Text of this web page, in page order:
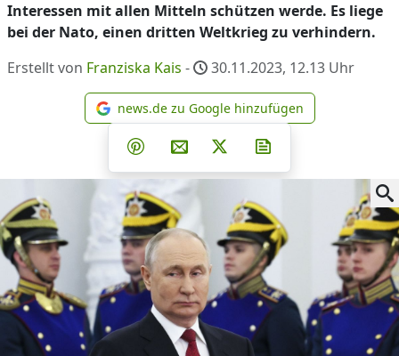
Interessen mit allen Mitteln schützen werde. Es liege
bei der Nato, einen dritten Weltkrieg zu verhindern.
Erstellt von Franziska Kais - 30.11.2023, 12.13 Uhr
news.de zu Google
news.de zu Google hinzufügen
Teilen auf Facebook
Teilen auf Whatsapp
Teilen auf Telegram
Teilen auf Pinterest
Per E-Mail teilen
Post auf X